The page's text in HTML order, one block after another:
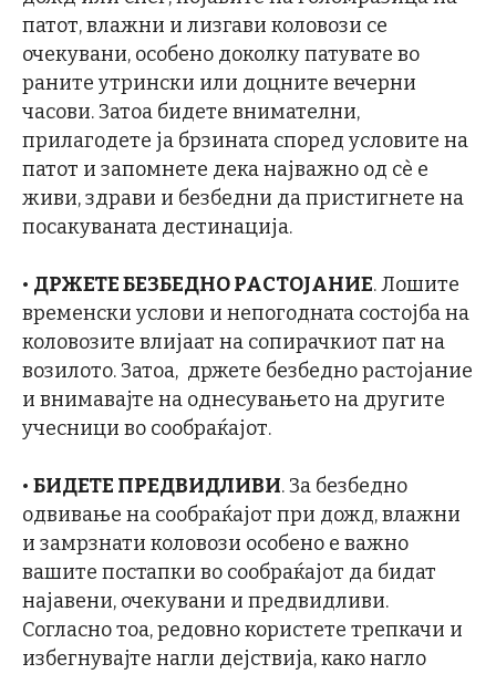
патот, влажни и лизгави коловози се
очекувани, особено доколку патувате во
раните утрински или доцните вечерни
часови. Затоа бидете внимателни,
прилагодете ја брзината според условите на
патот и запомнете дека најважно од сѐ е
живи, здрави и безбедни да пристигнете на
посакуваната дестинација.
• ДРЖЕТЕ БЕЗБЕДНО РАСТОЈАНИЕ. Лошите
временски услови и непогодната состојба на
коловозите влијаат на сопирачкиот пат на
возилото. Затоа, држете безбедно растојание
и внимавајте на однесувањето на другите
учесници во сообраќајот.
• БИДЕТЕ ПРЕДВИДЛИВИ. За безбедно
одвивање на сообраќајот при дожд, влажни
и замрзнати коловози особено е важно
вашите постапки во сообраќајот да бидат
најавени, очекувани и предвидливи.
Согласно тоа, редовно користете трепкачи и
избегнувајте нагли дејствија, како нагло